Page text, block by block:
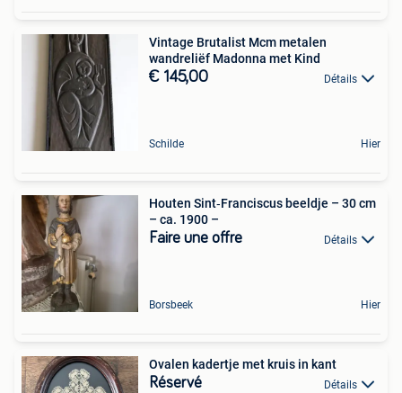
Vintage Brutalist Mcm metalen
wandreliëf Madonna met Kind
€ 145,00 Détails
Schilde Hier
Houten Sint‑Franciscus beeldje – 30 cm
– ca. 1900 –
Faire une offre Détails
Borsbeek Hier
Ovalen kadertje met kruis in kant
Réservé Détails